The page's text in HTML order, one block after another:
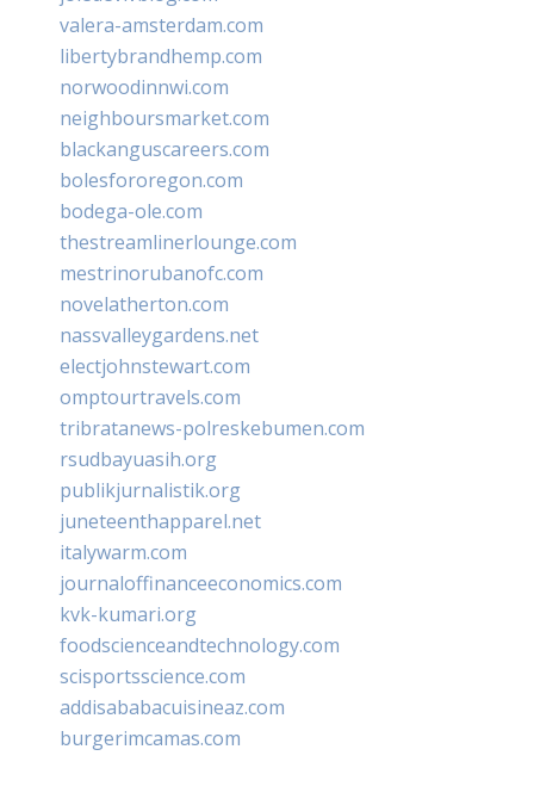
valera-amsterdam.com
libertybrandhemp.com
norwoodinnwi.com
neighboursmarket.com
blackanguscareers.com
bolesfororegon.com
bodega-ole.com
thestreamlinerlounge.com
mestrinorubanofc.com
novelatherton.com
nassvalleygardens.net
electjohnstewart.com
omptourtravels.com
tribratanews-polreskebumen.com
rsudbayuasih.org
publikjurnalistik.org
juneteenthapparel.net
italywarm.com
journaloffinanceeconomics.com
kvk-kumari.org
foodscienceandtechnology.com
scisportsscience.com
addisababacuisineaz.com
burgerimcamas.com